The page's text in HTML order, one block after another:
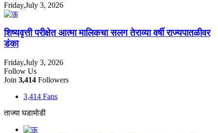
Friday,July 3, 2026
शिष्यवृत्ती परीक्षेत आत्मा मालिकचा सलग तेराव्या वर्षी राज्यपातळीवर
डंका
Friday,July 3, 2026
Follow Us
Join 3,414 Followers
3,414 Fans
ताज्या घडामोडी